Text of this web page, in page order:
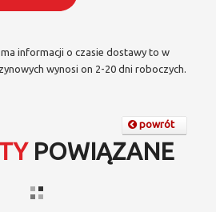
informacji o czasie dostawy to w
wynosi on 2-20 dni roboczych.
powrót
POWIĄZANE